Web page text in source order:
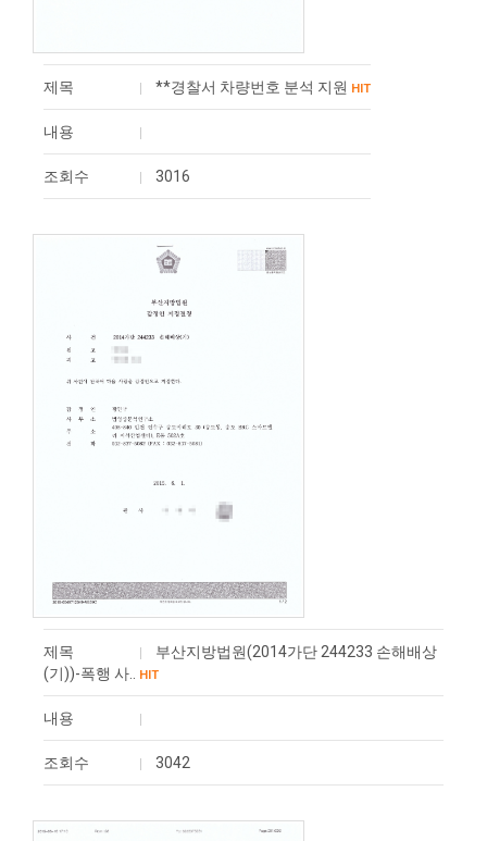
제목 **경찰서 차량번호 분석 지원 HIT
내용
조회수 3016
제목
부산지방법원(2014가단 244233 손해배상
(기))-폭행 사..
HIT
내용
조회수 3042